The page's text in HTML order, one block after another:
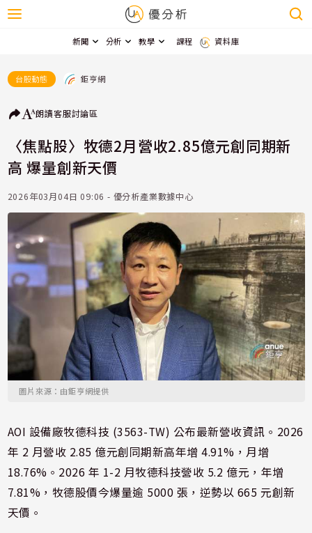
新聞 分析 教學 課程 資料庫
台股動態 鉅亨網
朗讀客服討論區
〈焦點股〉牧德2月營收2.85億元創同期新
高 爆量創新天價
2026年03月04日 09:06 - 優分析產業數據中心
圖片來源：由鉅亨網提供
AOI 設備廠牧德科技 (3563-TW) 公布最新營收資訊。2026
年 2 月營收 2.85 億元創同期新高年增 4.91%，月增
18.76%。2026 年 1-2 月牧德科技營收 5.2 億元，年增
7.81%，牧德股價今爆量逾 5000 張，逆勢以 665 元創新
天價。